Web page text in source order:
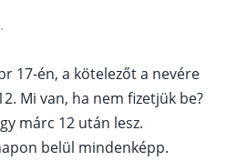
17-én, a kötelezőt a nevére
Mi van, ha nem fizetjük be?
márc 12 után lesz.
belül mindenképp.